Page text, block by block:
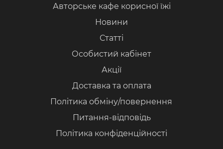
Авторське кафе корисної їжі
Новини
Статті
Особистий кабінет
Акції
Доставка та оплата
Політика обміну/повернення
Питання-відповідь
Політика конфіденційності